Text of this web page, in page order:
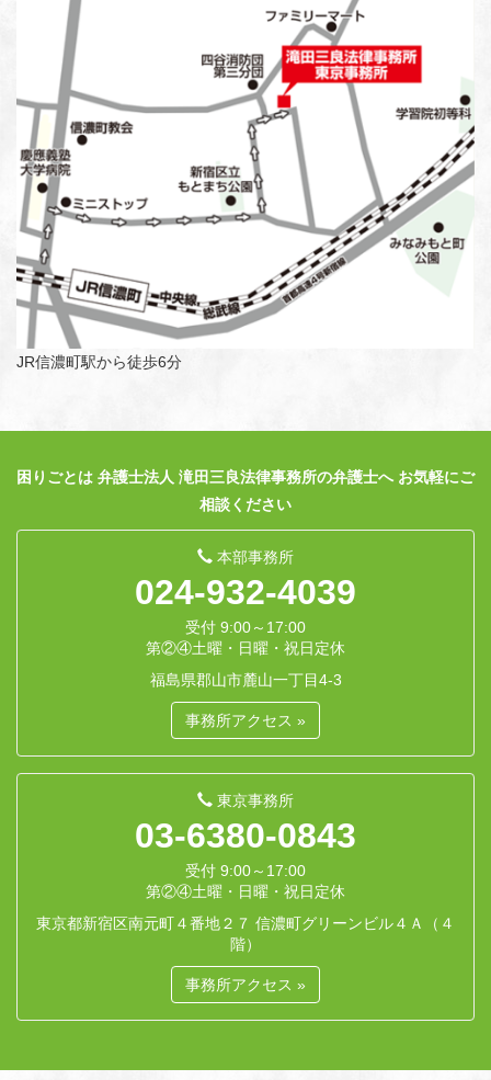
JR信濃町駅から徒歩6分
困りごとは 弁護士法人 滝田三良法律事務所の弁護士へ お気軽にご
相談ください
本部事務所
024-932-4039
受付 9:00～17:00
第②④土曜・日曜・祝日定休
福島県郡山市麓山一丁目4-3
事務所アクセス »
東京事務所
03-6380-0843
受付 9:00～17:00
第②④土曜・日曜・祝日定休
東京都新宿区南元町４番地２７ 信濃町グリーンビル４Ａ（４
階）
事務所アクセス »